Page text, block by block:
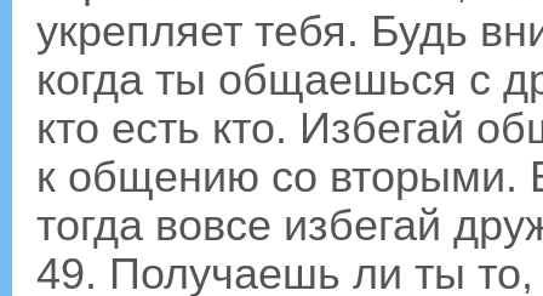
укрепляет тебя. Будь
когда ты общаешься с
кто есть кто. Избегай
к общению со вторыми.
тогда вовсе избегай
49. Получаешь ли ты